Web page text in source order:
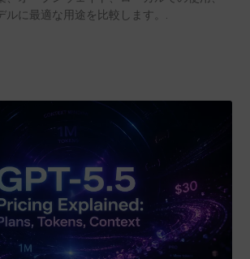
ルに最適な用途を比較します。.